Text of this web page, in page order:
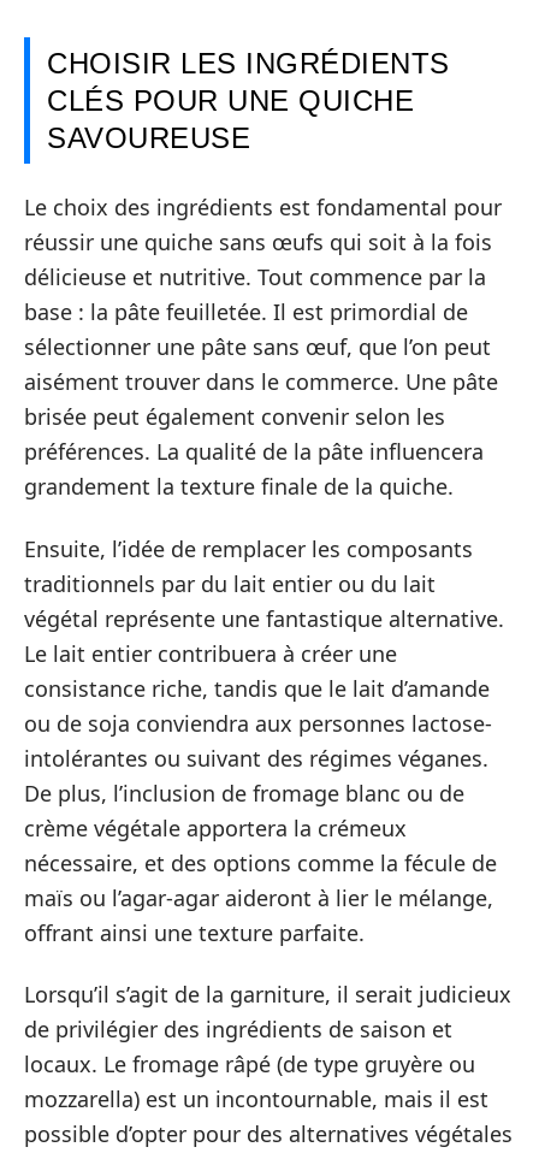
CHOISIR LES INGRÉDIENTS
CLÉS POUR UNE QUICHE
SAVOUREUSE
Le choix des ingrédients est fondamental pour
réussir une quiche sans œufs qui soit à la fois
délicieuse et nutritive. Tout commence par la
base : la pâte feuilletée. Il est primordial de
sélectionner une pâte sans œuf, que l’on peut
aisément trouver dans le commerce. Une pâte
brisée peut également convenir selon les
préférences. La qualité de la pâte influencera
grandement la texture finale de la quiche.
Ensuite, l’idée de remplacer les composants
traditionnels par du lait entier ou du lait
végétal représente une fantastique alternative.
Le lait entier contribuera à créer une
consistance riche, tandis que le lait d’amande
ou de soja conviendra aux personnes lactose-
intolérantes ou suivant des régimes véganes.
De plus, l’inclusion de fromage blanc ou de
crème végétale apportera la crémeux
nécessaire, et des options comme la fécule de
maïs ou l’agar-agar aideront à lier le mélange,
offrant ainsi une texture parfaite.
Lorsqu’il s’agit de la garniture, il serait judicieux
de privilégier des ingrédients de saison et
locaux. Le fromage râpé (de type gruyère ou
mozzarella) est un incontournable, mais il est
possible d’opter pour des alternatives végétales